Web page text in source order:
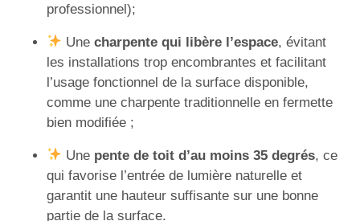
professionnel);
Unecharpente qui libère l’espace, évitant
les installations trop encombrantes et facilitant
l’usage fonctionnel de la surface disponible,
comme une charpente traditionnelle en fermette
bien modifiée ;
Une pente de toit d’au moins 35 degrés, ce
qui favorise l’entrée de lumière naturelle et
garantit une hauteur suffisante sur une bonne
partie de la surface.